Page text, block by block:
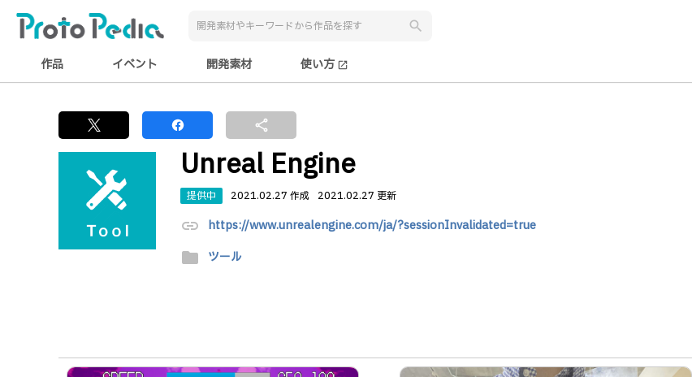
search
作品 イベント 開発素材 使い方 open_in_new
share
Unreal Engine
提供中 2021.02.27 作成 2021.02.27 更新
link https://www.unrealengine.com/ja/?sessionInvalidated=true
folder ツール